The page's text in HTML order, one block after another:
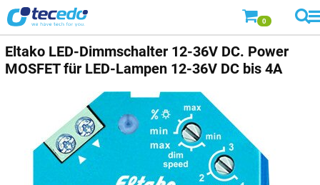
0
Eltako LED-Dimmschalter 12-36V DC. Power
MOSFET für LED-Lampen 12-36V DC bis 4A